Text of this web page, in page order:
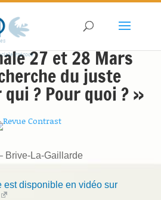
Précoce27 et 28 Mars
du juste
? Pour quoi ? »
Brive-La-Gaillarde
est disponible en vidéo sur